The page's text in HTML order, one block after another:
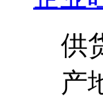
供
产